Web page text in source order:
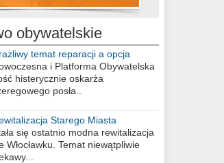
obywatelskie
temat reparacji a opcja
i Platforma Obywatelska
histerycznie oskarża
posła..
Starego Miasta
się ostatnio modna rewitalizacja
Włocławku. Temat niewątpliwie